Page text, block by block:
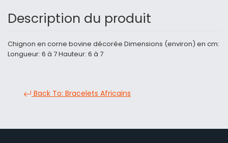
Description du produit
Chignon en corne bovine décorée Dimensions (environ) en cm:
Longueur: 6 à 7 Hauteur: 6 à 7
Back To: Bracelets Africains